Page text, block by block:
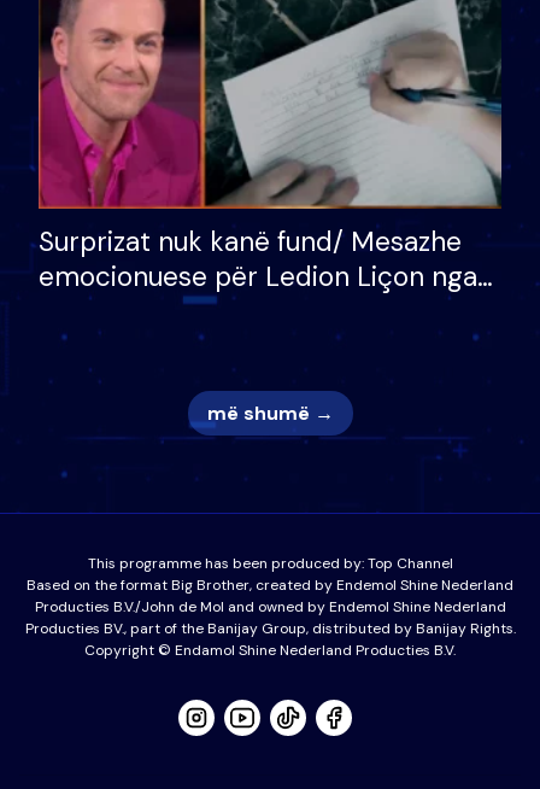
Surprizat nuk kanë fund/ Mesazhe
emocionuese për Ledion Liçon nga
nëna dhe fëmijët e tij, moderatori
nuk i mban dot lotët: Nuk meritoj…
më shumë →
This programme has been produced by:Top Channel
Based on the format Big Brother, created by Endemol Shine Nederland
Producties B.V./John de Mol and owned by Endemol Shine Nederland
Producties BV., part of the Banijay Group, distributed by Banijay Rights.
Copyright © Endamol Shine Nederland Producties B.V.